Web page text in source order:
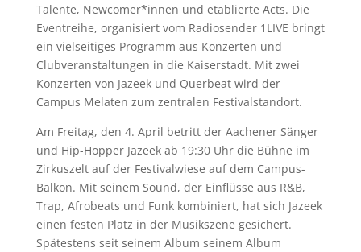
Talente, Newcomer*innen und etablierte Acts. Die
Eventreihe, organisiert vom Radiosender 1LIVE bringt
ein vielseitiges Programm aus Konzerten und
Clubveranstaltungen in die Kaiserstadt. Mit zwei
Konzerten von Jazeek und Querbeat wird der
Campus Melaten zum zentralen Festivalstandort.
Am Freitag, den 4. April betritt der Aachener Sänger
und Hip-Hopper Jazeek ab 19:30 Uhr die Bühne im
Zirkuszelt auf der Festivalwiese auf dem Campus-
Balkon. Mit seinem Sound, der Einflüsse aus R&B,
Trap, Afrobeats und Funk kombiniert, hat sich Jazeek
einen festen Platz in der Musikszene gesichert.
Spätestens seit seinem Album seinem Album